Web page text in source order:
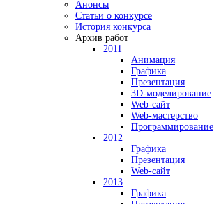
Анонсы
Статьи о конкурсе
История конкурса
Архив работ
2011
Анимация
Графика
Презентация
3D-моделирование
Web-сайт
Web-мастерство
Программирование
2012
Графика
Презентация
Web-сайт
2013
Графика